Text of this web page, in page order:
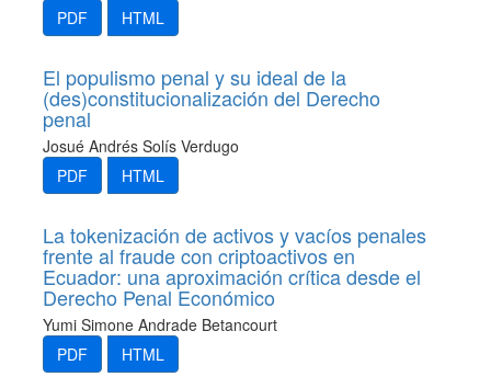
PDF
HTML
El populismo penal y su ideal de la
(des)constitucionalización del Derecho
penal
Josué Andrés Solís Verdugo
PDF
HTML
La tokenización de activos y vacíos penales
frente al fraude con criptoactivos en
Ecuador: una aproximación crítica desde el
Derecho Penal Económico
Yumi Simone Andrade Betancourt
PDF
HTML